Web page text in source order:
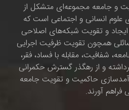
و جامعه مجموعه‌ای متشکل از
علوم انسانی و اجتماعی است که
ایجاد و تقویت شبکه‌های اصلاحی
همچون تقویت ظرفیت اجرایی
شفافیت، مقابله با فساد، فقر،
و از رهگذر گسترش حکمرانی
حاکمیت و تقویت جامعه
فراهم آورند.